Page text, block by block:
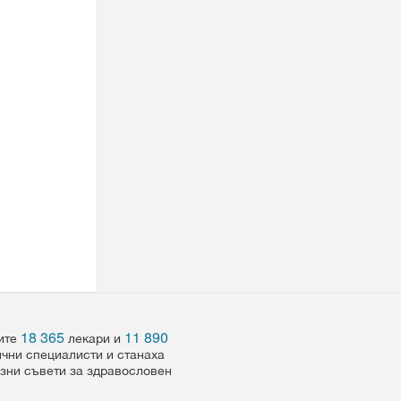
18 365 лекари и 11 890
специалисти и станаха
съвети за здравословен